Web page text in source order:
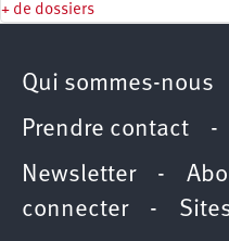
+ de dossiers
Qui sommes-nous
Prendre contact -
Newsletter -
connecter-